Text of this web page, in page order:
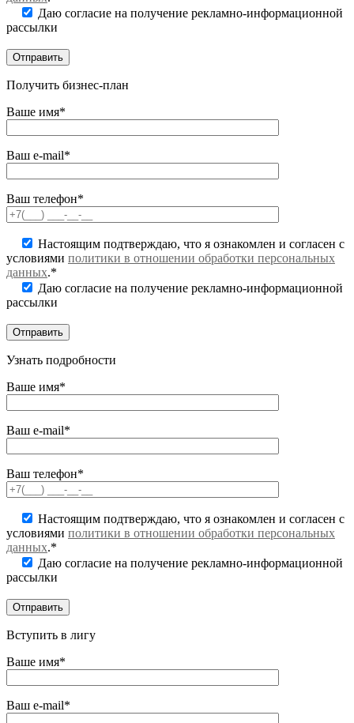
Даю согласие на получение рекламно-информационной
рассылки
Получить бизнес-план
Ваше имя*
Ваш e-mail*
Ваш телефон*
Настоящим подтверждаю, что я ознакомлен и согласен с
условиями политики в отношении обработки персональных
данных.*
Даю согласие на получение рекламно-информационной
рассылки
Узнать подробности
Ваше имя*
Ваш e-mail*
Ваш телефон*
Настоящим подтверждаю, что я ознакомлен и согласен с
условиями политики в отношении обработки персональных
данных.*
Даю согласие на получение рекламно-информационной
рассылки
Вступить в лигу
Ваше имя*
Ваш e-mail*